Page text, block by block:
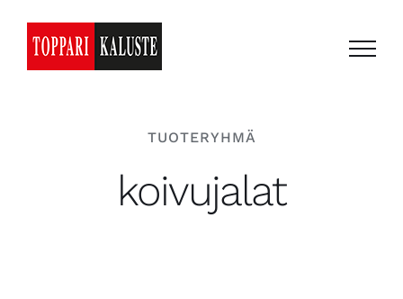
content
TUOTERYHMÄ
koivujalat